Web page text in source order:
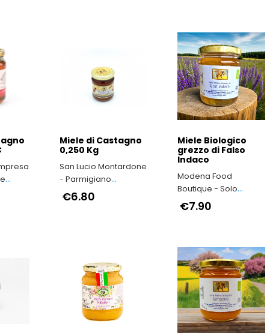
Miele di Castagno
0,250 Kg
San Lucio Montardone
- Parmigiano
Reggiano di
€6.80
Miele Biologico
grezzo di Falso
Indaco
Modena Food
Boutique - Solo
Prodotti Tipici della
€7.90